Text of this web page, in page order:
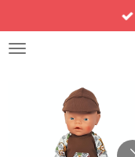
direct
naar
hoofdinhoud